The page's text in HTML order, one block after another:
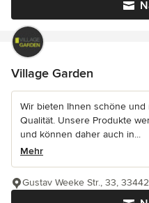
Village Garden
Wir bieten Ihnen schöne
Qualität. Unsere Produkte
und können daher auch in...
Mehr
Gustav Weeke Str., 33,